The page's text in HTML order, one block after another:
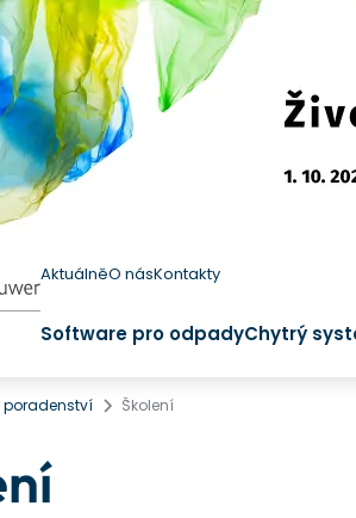
AktuálněO násKontakty
Software pro odpadyChytrý
poradenství Školení